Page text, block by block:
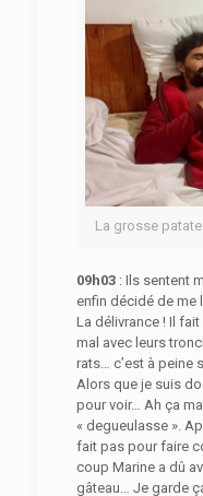
La grosse
09h03: Ils sentent
enfin décidé de me
La délivrance ! Il
mal avec leurs
rats… c’est à peine
Alors que je suis
pour voir… Ah ça
« degueulasse ».
fait pas pour faire
coup Marine a dû
gâteau… Je garde